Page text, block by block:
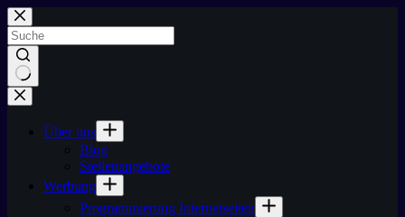
Zum
Inhalt
springen
Keine
Ergebnisse
Über uns
Blog
Stellenangebote
Werbung
Programmierung Internetseiten